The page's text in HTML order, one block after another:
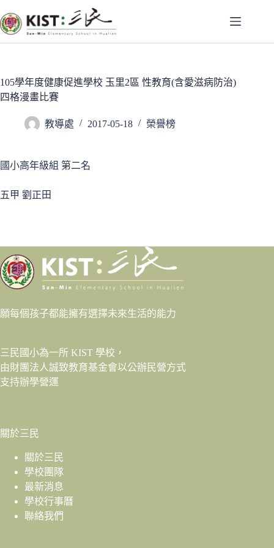
至
主
容
105學年度健康促進學校 玉里2區 性教育(含愛滋病防治)
四格漫畫比賽
教導處 2017-05-18 榮譽榜
國小高年級組 第二名
五甲 劉正田
願每個孩子都能擁有選擇未來生活的能力
三民國小為一所 KIST 學校，
由財團法人誠致教育基金會以公辦民營方式
支持辦學營運
關於三民
關於三民
學校團隊
最新消息
學校行事曆
聯絡我們